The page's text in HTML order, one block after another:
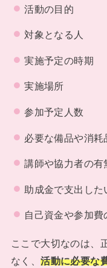
活動の目的
対象となる人
実施予定の時期
実施場所
参加予定人数
必要な備品や消耗
講師や協力者の有
助成金で支出した
自己資金や参加費
ここで大切なのは、
なく、活動に必要な